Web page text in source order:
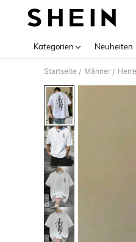
Kategorien Neuheiten
Startseite / Männer /